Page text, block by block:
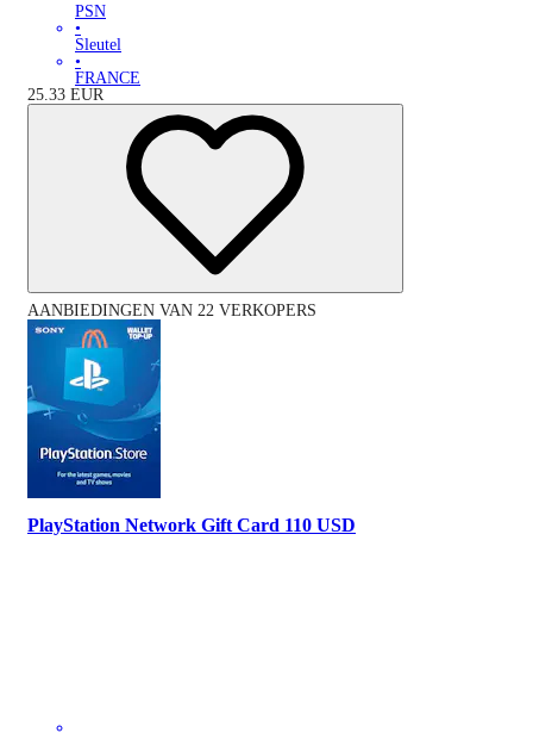
PSN
•
Sleutel
•
FRANCE
25.33 EUR
AANBIEDINGEN VAN 22 VERKOPERS
PlayStation Network Gift Card 110 USD